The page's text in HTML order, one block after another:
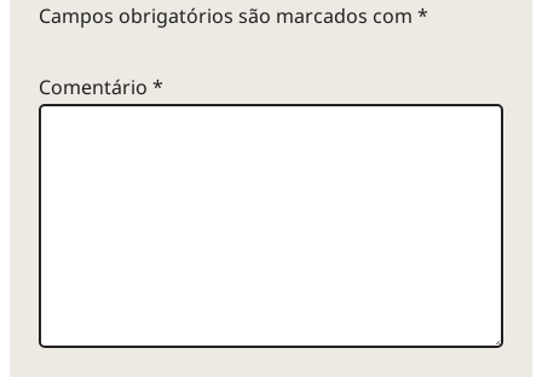
Campos obrigatórios são marcados com *
Comentário *